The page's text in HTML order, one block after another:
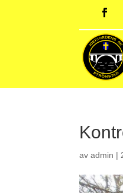
avadmin |